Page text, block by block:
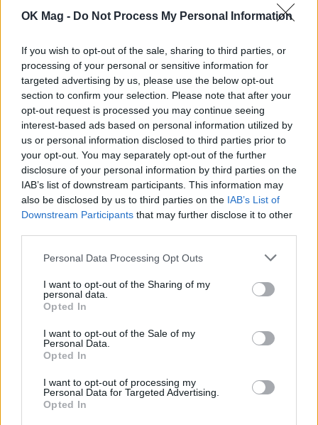
OK Mag - Do Not Process My Personal Information
If you wish to opt-out of the sale, sharing to third parties, or
processing of your personal or sensitive information for
targeted advertising by us, please use the below opt-out
section to confirm your selection. Please note that after your
opt-out request is processed you may continue seeing
interest-based ads based on personal information utilized by
us or personal information disclosed to third parties prior to
your opt-out. You may separately opt-out of the further
disclosure of your personal information by third parties on the
IAB’s list of downstream participants. This information may
also be disclosed by us to third parties on the IAB’s List of
Downstream Participants that may further disclose it to other
Personal Data Processing Opt Outs
I want to opt-out of the Sharing of my
personal data.
Opted In
I want to opt-out of the Sale of my
Personal Data.
Opted In
I want to opt-out of processing my
Personal Data for Targeted Advertising.
Opted In
Ιουλία Καλλιμάνη: Θα παντρευτεί με τον
αγαπημένο της Μιχάλη Τουρατζίδη στη
Θεσσαλονίκη – Όλες οι λεπτομέρειες
CELEBRITIES